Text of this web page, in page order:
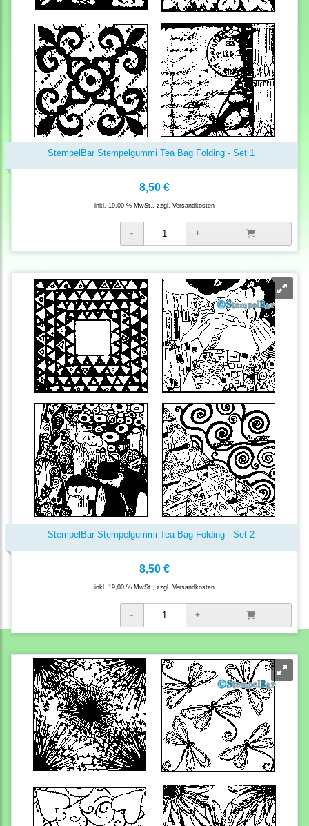
StempelBar Stempelgummi Tea Bag Folding - Set 1
8,50 €
inkl. 19,00 % MwSt., zzgl. Versandkosten
StempelBar Stempelgummi Tea Bag Folding - Set 2
8,50 €
inkl. 19,00 % MwSt., zzgl. Versandkosten